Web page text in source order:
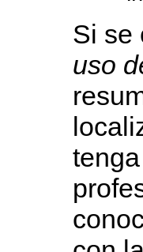
Si se
uso